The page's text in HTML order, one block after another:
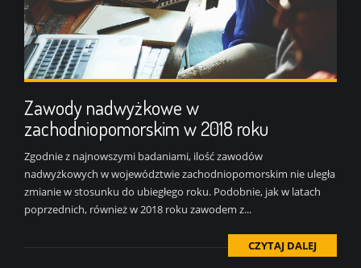
Zawody nadwyżkowe w
zachodniopomorskim w 2018 roku
Zgodnie z najnowszymi badaniami, ilość zawodów
nadwyżkowych w województwie zachodniopomorskim nie uległa
zmianie w stosunku do ubiegłego roku. Podobnie, jak w latach
poprzednich, również w 2018 roku zawodem z...
CZYTAJ DALEJ